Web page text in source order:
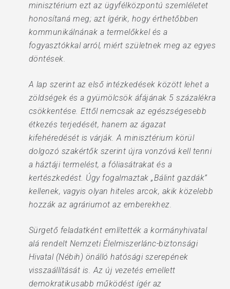
minisztérium ezt az ügyfélközpontú szemléletet
honosítaná meg; azt ígérik, hogy érthetőbben
kommunikálnának a termelőkkel és a
fogyasztókkal arról, miért születnek meg az egyes
döntések.
A lap szerint az első intézkedések között lehet a
zöldségek és a gyümölcsök áfájának 5 százalékra
csökkentése. Ettől nemcsak az egészségesebb
étkezés terjedését, hanem az ágazat
kifehéredését is várják. A minisztérium körül
dolgozó szakértők szerint újra vonzóvá kell tenni
a háztáji termelést, a fóliasátrakat és a
kertészkedést. Úgy fogalmaztak „Bálint gazdák”
kellenek, vagyis olyan hiteles arcok, akik közelebb
hozzák az agráriumot az emberekhez.
Sürgető feladatként említették a kormányhivatal
alá rendelt Nemzeti Élelmiszerlánc-biztonsági
Hivatal (Nébih) önálló hatósági szerepének
visszaállítását is. Az új vezetés emellett
demokratikusabb működést ígér az